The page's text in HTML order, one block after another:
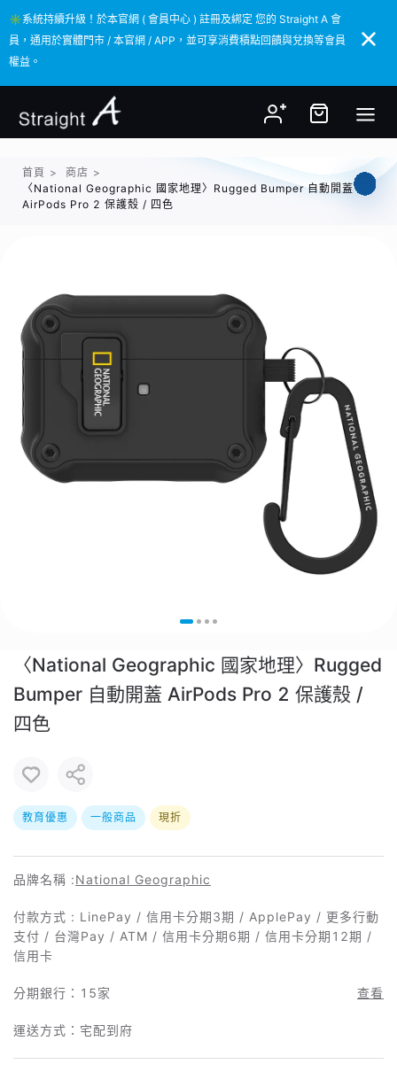
✳️系統持續升級！於本官網 ( 會員中心 ) 註冊及綁定 您的 Straight A 會
員，通用於實體門市 / 本官網 / APP，並可享消費積點回饋與兌換等會員
權益。
✳️系統持續升級！於本官網 ( 會員中心 ) 註冊及綁定 您的 Straight A 會
員，通用於實體門市 / 本官網 / APP，並可享消費積點回饋與兌換等會員
權益。
首頁 > 商店 >
〈National Geographic 國家地理〉Rugged Bumper 自動開蓋
AirPods Pro 2 保護殼 / 四色
〈National Geographic 國家地理〉Rugged
Bumper 自動開蓋 AirPods Pro 2 保護殼 /
四色
教育優惠 一般商品 現折
品牌名稱 :National Geographic
付款方式 : LinePay / 信用卡分期3期 / ApplePay / 更多行動
支付 / 台灣Pay / ATM / 信用卡分期6期 / 信用卡分期12期 /
信用卡
分期銀行： 15家 查看
運送方式：宅配到府